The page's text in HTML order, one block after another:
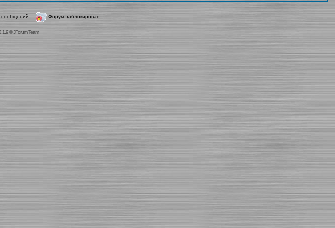
сообщений Форум заблокирован
©JForum Team